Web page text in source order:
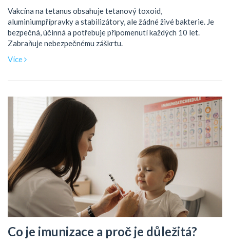
Vakcína na tetanus obsahuje tetanový toxoid,
aluminiumpřípravky a stabilizátory, ale žádné živé bakterie. Je
bezpečná, účinná a potřebuje připomenutí každých 10 let.
Zabraňuje nebezpečnému záškrtu.
Více
Co je imunizace a proč je důležitá?